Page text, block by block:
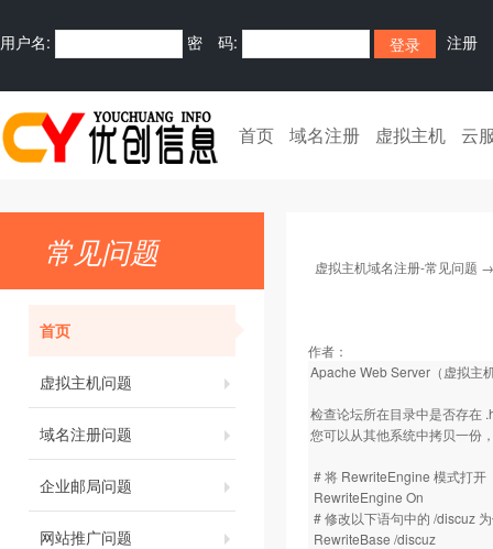
用户名: 密 码: 注册
首页 域名注册 虚拟主机 云
常见问题
首页
虚拟主机问题
域名注册问题
企业邮局问题
网站推广问题
虚拟主机域名注册-常见问题
作者：
Apache Web Server（虚拟主
检查论坛所在目录中是否存在
您可以从其他系统中拷贝一份
# 将 RewriteEngine 模式打开
RewriteEngine On
# 修改以下语句中的 /discuz
RewriteBase /discuz